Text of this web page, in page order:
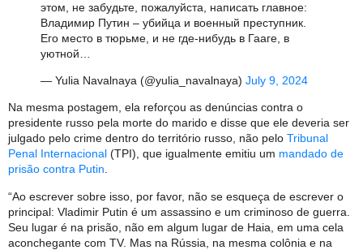
этом, не забудьте, пожалуйста, написать главное:
Владимир Путин – убийца и военный преступник.
Его место в тюрьме, и не где-нибудь в Гааге, в
уютной…
— Yulia Navalnaya (@yulia_navalnaya) July 9, 2024
Na mesma postagem, ela reforçou as denúncias contra o
presidente russo pela morte do marido e disse que ele deveria ser
julgado pelo crime dentro do território russo, não pelo Tribunal
Penal Internacional (TPI), que igualmente emitiu um mandado de
prisão contra Putin.
“Ao escrever sobre isso, por favor, não se esqueça de escrever o
principal: Vladimir Putin é um assassino e um criminoso de guerra.
Seu lugar é na prisão, não em algum lugar de Haia, em uma cela
aconchegante com TV. Mas na Rússia, na mesma colônia e na